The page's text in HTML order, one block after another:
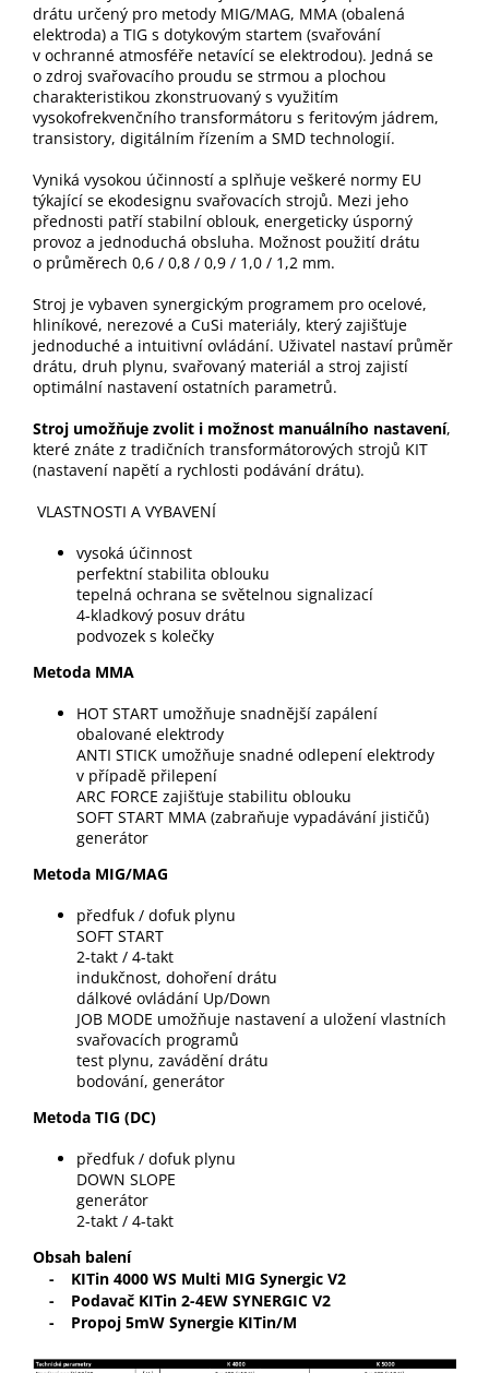
drátu určený pro metody MIG/MAG, MMA (obalená
elektroda) a TIG s dotykovým startem (svařování
v ochranné atmosféře netavící se elektrodou). Jedná se
o zdroj svařovacího proudu se strmou a plochou
charakteristikou zkonstruovaný s využitím
vysokofrekvenčního transformátoru s feritovým jádrem,
transistory, digitálním řízením a SMD technologií.
Vyniká vysokou účinností a splňuje veškeré normy EU
týkající se ekodesignu svařovacích strojů. Mezi jeho
přednosti patří stabilní oblouk, energeticky úsporný
provoz a jednoduchá obsluha. Možnost použití drátu
o průměrech 0,6 / 0,8 / 0,9 / 1,0 / 1,2 mm.
Stroj je vybaven synergickým programem pro ocelové,
hliníkové, nerezové a CuSi materiály, který zajišťuje
jednoduché a intuitivní ovládání. Uživatel nastaví průměr
drátu, druh plynu, svařovaný materiál a stroj zajistí
optimální nastavení ostatních parametrů.
Stroj umožňuje zvolit i možnost manuálního nastavení,
které znáte z tradičních transformátorových strojů KIT
(nastavení napětí a rychlosti podávání drátu).
VLASTNOSTI A VYBAVENÍ
vysoká účinnost
perfektní stabilita oblouku
tepelná ochrana se světelnou signalizací
4-kladkový posuv drátu
podvozek s kolečky
Metoda MMA
HOT START umožňuje snadnější zapálení
obalované elektrody
ANTI STICK umožňuje snadné odlepení elektrody
v případě přilepení
ARC FORCE zajišťuje stabilitu oblouku
SOFT START MMA (zabraňuje vypadávání jističů)
generátor
Metoda MIG/MAG
předfuk / dofuk plynu
SOFT START
2-takt / 4-takt
indukčnost, dohoření drátu
dálkové ovládání Up/Down
JOB MODE umožňuje nastavení a uložení vlastních
svařovacích programů
test plynu, zavádění drátu
bodování, generátor
Metoda TIG (DC)
předfuk / dofuk plynu
DOWN SLOPE
generátor
2-takt / 4-takt
Obsah balení
-
KITin 4000 WS Multi MIG Synergic V2
-
Podavač KITin 2-4EW SYNERGIC V2
-
Propoj 5mW Synergie KITin/M